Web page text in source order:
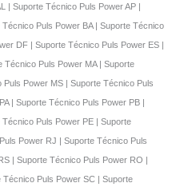
| Suporte Técnico Puls Power AP |
Puls Power BA | Suporte Técnico
DF | Suporte Técnico Puls Power ES |
Puls Power MA | Suporte
Power MS | Suporte Técnico Puls
| Suporte Técnico Puls Power PB |
Puls Power PE | Suporte
Power RJ | Suporte Técnico Puls
| Suporte Técnico Puls Power RO |
Puls Power SC | Suporte